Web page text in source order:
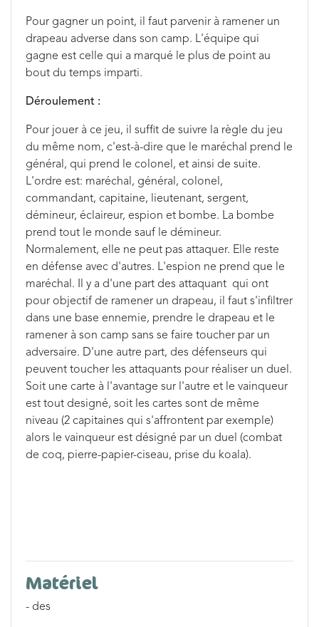
Pour gagner un point, il faut parvenir à ramener un
drapeau adverse dans son camp. L'équipe qui
gagne est celle qui a marqué le plus de point au
bout du temps imparti.
Déroulement :
Pour jouer à ce jeu, il suffit de suivre la règle du jeu
du même nom, c'est-à-dire que le maréchal prend le
général, qui prend le colonel, et ainsi de suite.
L'ordre est: maréchal, général, colonel,
commandant, capitaine, lieutenant, sergent,
démineur, éclaireur, espion et bombe. La bombe
prend tout le monde sauf le démineur.
Normalement, elle ne peut pas attaquer. Elle reste
en défense avec d'autres. L'espion ne prend que le
maréchal. Il y a d'une part des attaquant qui ont
pour objectif de ramener un drapeau, il faut s'infiltrer
dans une base ennemie, prendre le drapeau et le
ramener à son camp sans se faire toucher par un
adversaire. D'une autre part, des défenseurs qui
peuvent toucher les attaquants pour réaliser un duel.
Soit une carte à l'avantage sur l'autre et le vainqueur
est tout designé, soit les cartes sont de même
niveau (2 capitaines qui s'affrontent par exemple)
alors le vainqueur est désigné par un duel (combat
de coq, pierre-papier-ciseau, prise du koala).
Matériel
- des